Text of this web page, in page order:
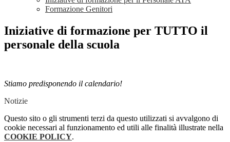
Formazione Genitori
Iniziative di formazione per TUTTO il
personale della scuola
Stiamo predisponendo il calendario!
Notizie
Questo sito o gli strumenti terzi da questo utilizzati si avvalgono di
cookie necessari al funzionamento ed utili alle finalità illustrate nella
COOKIE POLICY.